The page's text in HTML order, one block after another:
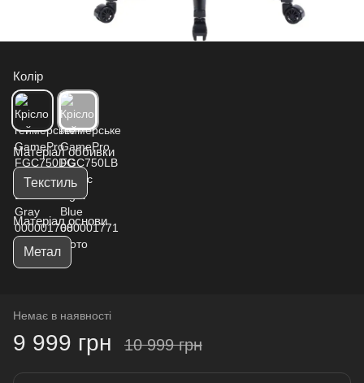
Колір
Матеріал оббивки
Текстиль
Матеріал основи
Метал
Немає в наявності
9 999 грн 10 999 грн